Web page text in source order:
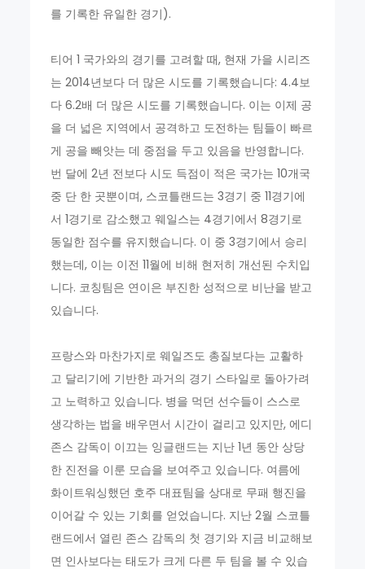
를 기록한 유일한 경기).
티어 1 국가와의 경기를 고려할 때, 현재 가을 시리즈
는 2014년보다 더 많은 시도를 기록했습니다: 4.4보
다 6.2배 더 많은 시도를 기록했습니다. 이는 이제 공
을 더 넓은 지역에서 공격하고 도전하는 팀들이 빠르
게 공을 빼앗는 데 중점을 두고 있음을 반영합니다.
번 달에 2년 전보다 시도 득점이 적은 국가는 10개국
중 단 한 곳뿐이며, 스코틀랜드는 3경기 중 11경기에
서 1경기로 감소했고 웨일스는 4경기에서 8경기로
동일한 점수를 유지했습니다. 이 중 3경기에서 승리
했는데, 이는 이전 11월에 비해 현저히 개선된 수치입
니다. 코칭팀은 연이은 부진한 성적으로 비난을 받고
있습니다.
프랑스와 마찬가지로 웨일즈도 총질보다는 교활하
고 달리기에 기반한 과거의 경기 스타일로 돌아가려
고 노력하고 있습니다. 병을 먹던 선수들이 스스로
생각하는 법을 배우면서 시간이 걸리고 있지만, 에디
존스 감독이 이끄는 잉글랜드는 지난 1년 동안 상당
한 진전을 이룬 모습을 보여주고 있습니다. 여름에
화이트워싱했던 호주 대표팀을 상대로 무패 행진을
이어갈 수 있는 기회를 얻었습니다. 지난 2월 스코틀
랜드에서 열린 존스 감독의 첫 경기와 지금 비교해보
면 인사보다는 태도가 크게 다른 두 팀을 볼 수 있습